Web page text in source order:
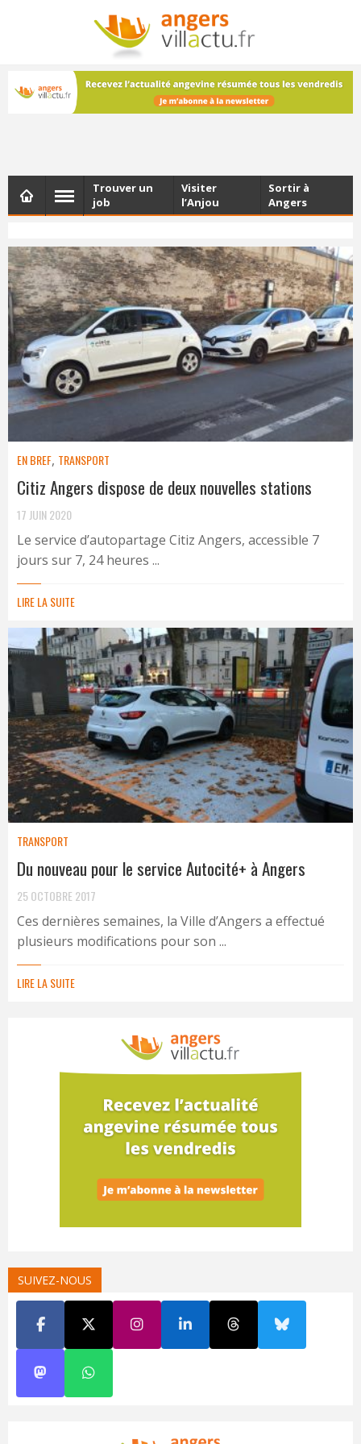
NEWSLETTER
Les dernières actualités d'Angers, chaque vendredi dans
votre boîte e-mail
Trouver un
job
Visiter
l’Anjou
Sortir à
Angers
EN BREF, TRANSPORT
Citiz Angers dispose de deux nouvelles stations
17 JUIN 2020
Le service d’autopartage Citiz Angers, accessible 7
jours sur 7, 24 heures ...
LIRE LA SUITE
TRANSPORT
Du nouveau pour le service Autocité+ à Angers
25 OCTOBRE 2017
Ces dernières semaines, la Ville d’Angers a effectué
plusieurs modifications pour son ...
LIRE LA SUITE
SUIVEZ-NOUS